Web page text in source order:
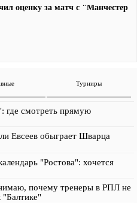
оценку за матч с "Манчестер
Турниры
где смотреть прямую
Евсеев обыграет Шварца
"Ростова": хочется
почему тренеры в РПЛ не
"Балтике"